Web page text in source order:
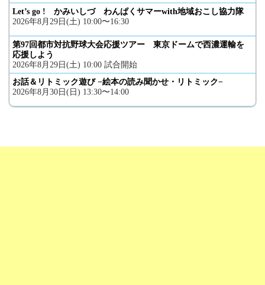
Let’s go ! かみいしづ わんぱくサマーwith地域おこし協力隊
2026年8月29日(土) 10:00〜16:30
第97回都市対抗野球大会応援ツアー 東京ドームで西濃運輸を
応援しよう
2026年8月29日(土) 10:00 試合開始
お話＆リトミック遊び −絵本の読み聞かせ・リトミック−
2026年8月30日(日) 13:30〜14:00